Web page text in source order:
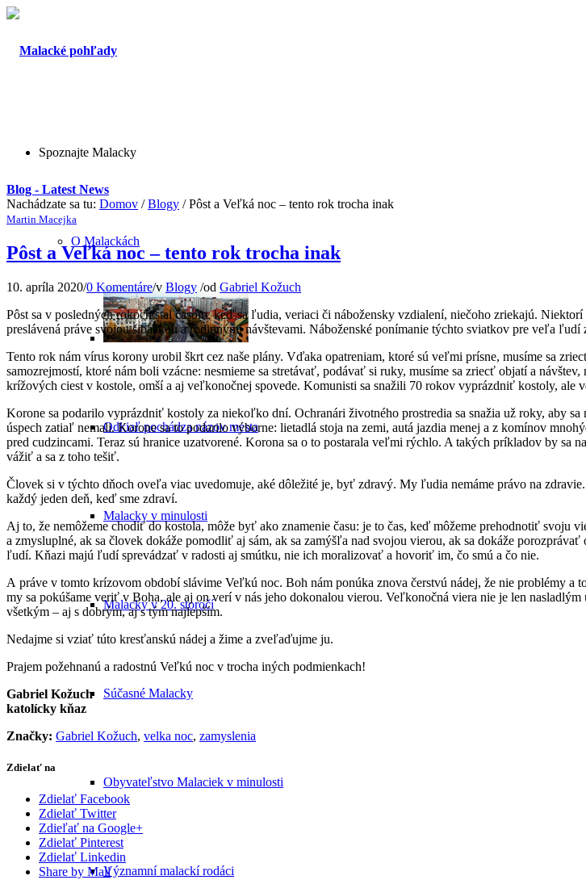
Spoznajte Malacky
O Malackách
Odkiaľ pochádza názov mesta
Malacky v minulosti
Malacky v 20. storočí
Súčasné Malacky
Obyvateľstvo Malaciek v minulosti
Významní malackí rodáci
Blog - Latest News
Nachádzate sa tu: Domov / Blogy / Pôst a Veľká noc – tento rok trocha inak
Martin Macejka
Pôst a Veľká noc – tento rok trocha inak
10. apríla 2020/0 Komentáre/v Blogy /od Gabriel Kožuch
Pôst sa v posledných rokoch stal časom, keď sa ľudia, veriaci či nábožensky vzdialení, niečoho zriekajú.
preslávená práve svojou šibačkou a rodinnými návštevami. Náboženské ponímanie týchto sviatkov pre veľa
Tento rok nám vírus korony urobil škrt cez naše plány. Vďaka opatreniam, ktoré sú veľmi prísne, musíme sa
samozrejmostí, ktoré nám boli vzácne: nesmieme sa stretávať, podávať si ruky, musíme sa zriecť objatí a
krížových ciest v kostole, omší a aj veľkonočnej spovede. Komunisti sa snažili 70 rokov vyprázdniť kostoly,
Korone sa podarilo vyprázdniť kostoly za niekoľko dní. Ochranári životného prostredia sa snažia už roky, aby
úspech zatiaľ nemali. Korone sa to podarilo výborne: lietadlá stoja na zemi, autá jazdia menej a z komínov
pred cudzincami. Teraz sú hranice uzatvorené. Korona sa o to postarala veľmi rýchlo. A takých príkladov by sa
vážiť a sa z toho tešiť.
Človek si v týchto dňoch oveľa viac uvedomuje, aké dôležité je, byť zdravý. My ľudia nemáme právo na
každý jeden deň, keď sme zdraví.
Aj to, že nemôžeme chodiť do kostola, môže byť ako znamenie času: je to čas, keď môžeme prehodnotiť svoju
a zmysluplné, ak sa človek dokáže pomodliť aj sám, ak sa zamýšľa nad svojou vierou, ak sa dokáže
ľudí. Kňazi majú ľudí sprevádzať v radosti aj smútku, nie ich moralizovať a hovoriť im, čo smú a čo nie.
A práve v tomto krízovom období slávime Veľkú noc. Boh nám ponúka znova čerstvú nádej, že nie problémy
my sa pokúšame veriť v Boha, ale aj on verí v nás jeho dokonalou vierou. Veľkonočná viera nie je len
všetkým – aj s dobrým, aj s tým najlepším.
Nedajme si vziať túto kresťanskú nádej a žime a zveľaďujme ju.
Prajem požehnanú a radostnú Veľkú noc v trocha iných podmienkach!
Gabriel Kožuch
katolícky kňaz
Značky: Gabriel Kožuch, velka noc, zamyslenia
Zdielať na
Zdielať Facebook
Zdielať Twitter
Zdieľať na Google+
Zdielať Pinterest
Zdielať Linkedin
Share by Mail